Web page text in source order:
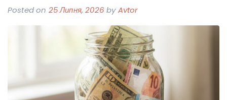
Posted on 25 Липня, 2026 byAvtor